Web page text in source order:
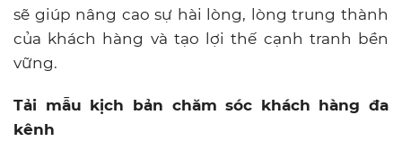
sẽ giúp nâng cao sự hài lòng, lòng trung thành
của khách hàng và tạo lợi thế cạnh tranh bền
vững.
Tải mẫu kịch bản chăm sóc khách hàng đa
kênh